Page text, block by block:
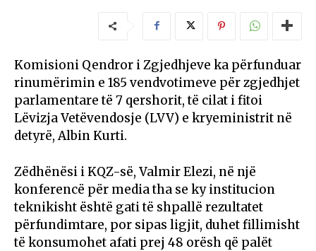
Komisioni Qendror i Zgjedhjeve ka përfunduar
rinumërimin e 185 vendvotimeve për zgjedhjet
parlamentare të 7 qershorit, të cilat i fitoi
Lëvizja Vetëvendosje (LVV) e kryeministrit në
detyrë, Albin Kurti.
Zëdhënësi i KQZ-së, Valmir Elezi, në një
konferencë për media tha se ky institucion
teknikisht është gati të shpallë rezultatet
përfundimtare, por sipas ligjit, duhet fillimisht
të konsumohet afati prej 48 orësh që palët